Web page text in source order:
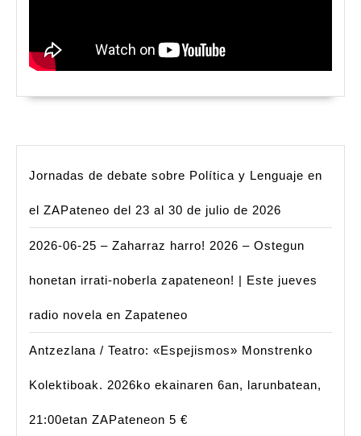
Jornadas de debate sobre Política y Lenguaje en
el ZAPateneo del 23 al 30 de julio de 2026
2026-06-25 – Zaharraz harro! 2026 – Ostegun
honetan irrati-noberla zapateneon! | Este jueves
radio novela en Zapateneo
Antzezlana / Teatro: «Espejismos» Monstrenko
Kolektiboak. 2026ko ekainaren 6an, larunbatean,
21:00etan ZAPateneon 5 €